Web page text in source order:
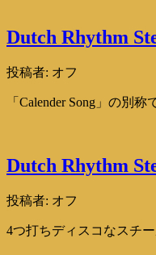
Dutch Rhythm
投稿者: オフ
「Calender Song」の別
Dutch Rhythm
投稿者: オフ
4つ打ちディスコなスチ